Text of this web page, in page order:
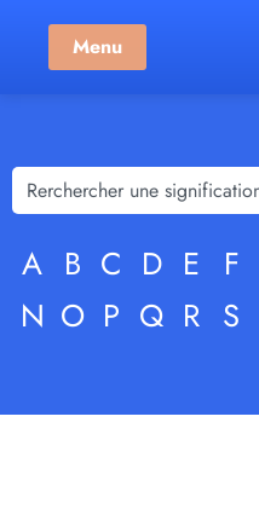
Menu
A B C D E F
N O P Q R S